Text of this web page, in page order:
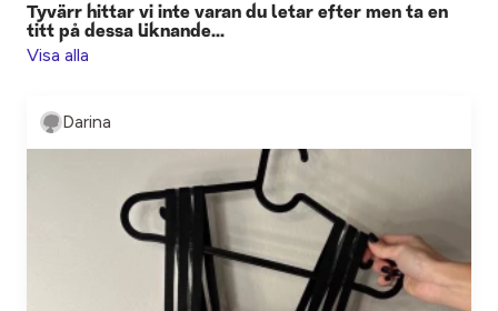
Tyvärr hittar vi inte varan du letar efter men ta en
titt på dessa liknande...
Visa alla
Darina